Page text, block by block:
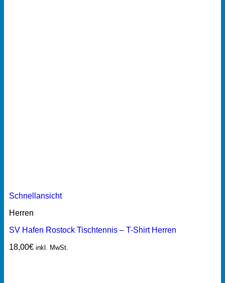
Schnellansicht
Herren
SV Hafen Rostock Tischtennis – T-Shirt Herren
18,00€ inkl. MwSt.